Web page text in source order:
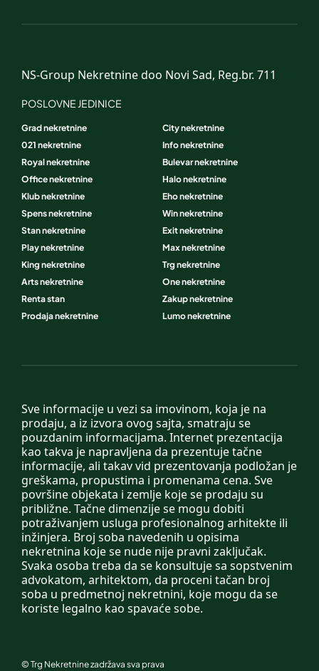
Sve informacije u vezi sa imovinom, koja je na
prodaju, a iz izvora ovog sajta, smatraju se
pouzdanim informacijama. Internet prezentacija
kao takva je napravljena da prezentuje tačne
informacije, ali takav vid prezentovanja podložan je
greškama, propustima i promenama cena. Sve
površine objekata i zemlje koje se prodaju su
približne. Tačne dimenzije se mogu dobiti
potraživanjem usluga profesionalnog arhitekte ili
inžinjera. Broj soba navedenih u opisima
nekretnina koje se nude nije pravni zaključak.
Svaka osoba treba da se konsultuje sa sopstvenim
advokatom, arhitektom, da proceni tačan broj
soba u predmetnoj nekretnini, koje mogu da se
koriste legalno kao spavaće sobe.
NS-Group Nekretnine doo Novi Sad, Reg.br. 711
POSLOVNE JEDINICE
Grad nekretnine
City nekretnine
021 nekretnine
Info nekretnine
Royal nekretnine
Bulevar nekretnine
Office nekretnine
Halo nekretnine
Klub nekretnine
Eho nekretnine
Spens nekretnine
Win nekretnine
Stan nekretnine
Exit nekretnine
Play nekretnine
Max nekretnine
King nekretnine
Trg nekretnine
Arts nekretnine
One nekretnine
Renta stan
Zakup nekretnine
Prodaja nekretnine
Lumo nekretnine
© Trg Nekretninezadržava sva prava